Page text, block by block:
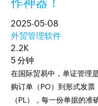
2025-05-08
外贸管理软件
2.2K
5 分钟
在国际贸易中，单证管理
购订单（PO）到形式发
（PL），每一份单据的